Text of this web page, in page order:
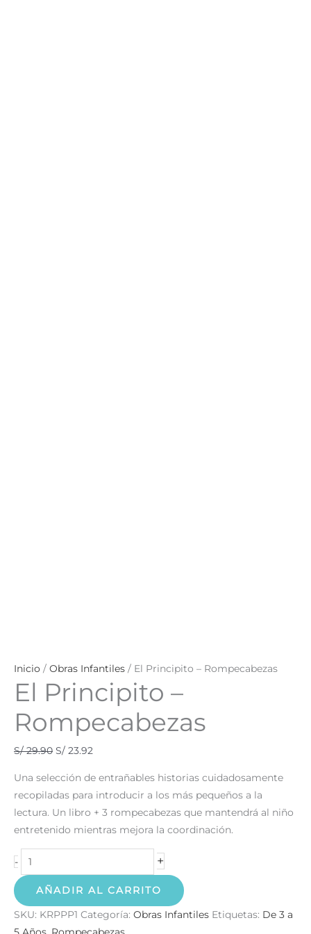
Inicio / Obras Infantiles / El Principito – Rompecabezas
El Principito –
Rompecabezas
S/29.90 S/ 23.92
Una selección de entrañables historias cuidadosamente
recopiladas para introducir a los más pequeños a la
lectura. Un libro + 3 rompecabezas que mantendrá al niño
entretenido mientras mejora la coordinación.
- +
AÑADIR AL CARRITO
SKU: KRPPP1 Categoría: Obras Infantiles Etiquetas: De 3 a